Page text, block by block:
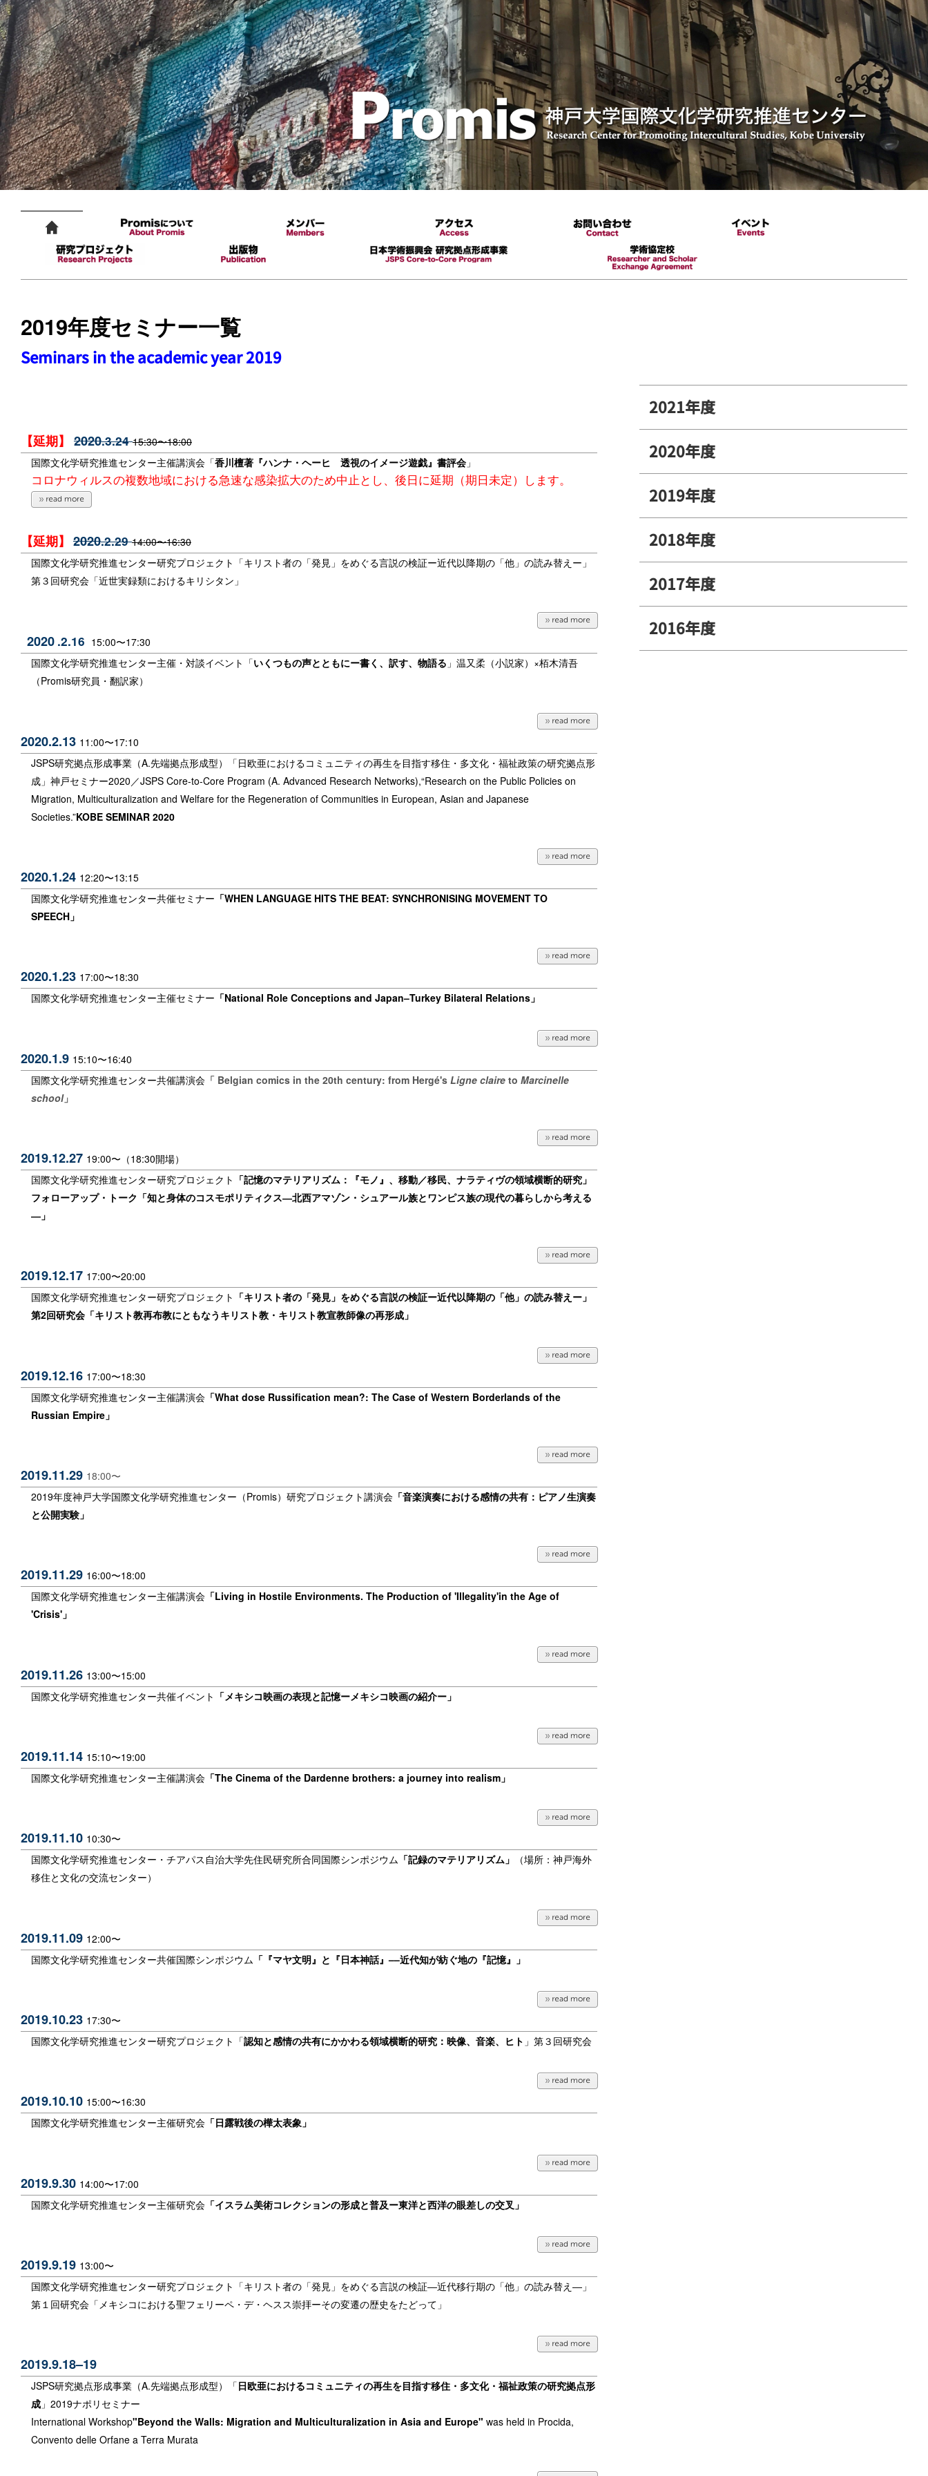
2019年度セミナー一覧
Seminars in the academic year 2019
【延期】 2020.3.24 15:30〜18:00
国際文化学研究推進センター主催講演会 「香川檀著『ハンナ・ヘーヒ 透視のイメージ遊戯』書評会 」
コロナウィルスの複数地域における急速な感染拡大のため中止とし、後日に延期（期日未定）します。
【延期】 2020.2.2914:00〜16:30
国際文化学研究推進センター研究プロジェクト 「キリスト者の「発見」をめぐる言説の検証ー近代以降期の「他」の読み替えー 」
第３ 回研究会「近世実録類におけるキリシタン」
2020 .2.16 15:00〜17:30
国際文化学研究推進センター主催・対談イベント「いくつもの声とともにー書く、訳す、物語る 」温又柔（小説家）×栢木清吾
（Promis研究員・翻訳家）
2020.2.13 11:00〜17:10
JSPS研究拠点形成事業（A.先端拠点形成型）「日欧亜におけるコミュニティの再生を目指す移住・多文化・福祉政策の研究拠点形
成 」神戸セミナー2020／JSPS Core-to-Core Program (A. Advanced Research Networks),“Research on the Public Policies on
Migration, Multiculturalization and Welfare for the Regeneration of Communities in European, Asian and Japanese
Societies.”KOBE SEMINAR 2020
2020.1.24 12:20〜13:15
国際文化学研究推進センター共催セミナー 「WHEN LANGUAGE HITS THE BEAT: SYNCHRONISING MOVEMENT TO
SPEECH 」
2020.1.23 17:00〜18:30
国際文化学研究推進センター主催セミナー 「National Role Conceptions and Japan–Turkey Bilateral Relations」
2020.1.9 15:10〜16:40
国際文化学研究推進センター共催講演会 「 Belgian comics in the 20th century: from Hergé's Ligne claire to Marcinelle
school」
2019.12.27 19:00〜（18:30開場）
国際文化学研究推進センター研究プロジェクト 「記憶のマテリアリズム：『モノ』、移動／移民、ナラティヴの領域横断的研究」
フォローアップ・トーク「知と身体のコスモポリティクス―北西アマゾン・シュアール族とワンピス族の現代の暮らしから考える
―」
2019.12.17 17:00〜20:00
国際文化学研究推進センター研究プロジェクト 「キリスト者の「発見」をめぐる言説の検証ー近代以降期の「他」の読み替えー 」
第2回研究会「キリスト教再布教にともなうキリスト教・キリスト教宣教師像の再形成」
2019.12.16 17:00〜18:30
国際文化学研究推進センター主催講演会 「What dose Russification mean?: The Case of Western Borderlands of the
Russian Empire 」
2019.11.29 18:00〜
2019年度神戸大学国際文化学研究推進センター（Promis）研究プロジェクト講演会 「音楽演奏における感情の共有：ピアノ生演奏
と公開実験 」
2019.11.29 16:00〜18:00
国際文化学研究推進センター主催講演会 「Living in Hostile Environments. The Production of 'Illegality'in the Age of
'Crisis' 」
2019.11.26 13:00〜15:00
国際文化学研究推進センター共催イベント 「メキシコ映画の表現と記憶ーメキシコ映画の紹介ー 」
2019.11.14 15:10〜19:00
国際文化学研究推進センター主催講演会 「The Cinema of the Dardenne brothers: a journey into realism 」
2019.11.10 10:30〜
国際文化学研究推進センター ・チアパス自治大学先住民研究所合同国際シンポジウム 「記録のマテリアリズム 」
（場所：神戸海外
移住と文化の交流センター）
2019.11.09 12:00〜
国際文化学研究推進センター共催国際シンポジウム 「『マヤ文明』と『日本神話』––近代知が紡ぐ地の『記憶』」
2019.10.23 17:30〜
国際文化学研究推進センター研究プロジェクト「認知と感情の共有にかかわる領域横断的研究：映像、音楽、ヒト 」第３回研究会
2019.10.10 15:00〜16:30
国際文化学研究推進センター主催研究会 「日露戦後の樺太表象」
2019.9.30 14:00〜17:00
国際文化学研究推進センター主催研究会 「イスラム美術コレクションの形成と普及ー東洋と西洋の眼差しの交叉」
2019.9.19 13:00〜
国際文化学研究推進センター研究プロジェクト 「キリスト者の「発見」をめぐる言説の検証―近代移行期の「他」の読み替え―」
第１回研究会「メキシコにおける聖フェリーペ・デ・ヘスス崇拝ーその変遷の歴史をたどって」
2019.9.18–19
JSPS研究拠点形成事業（A.先端拠点形成型）「日欧亜におけるコミュニティの再生を目指す移住・多文化・福祉政策の研究拠点形
成 」2019ナポリセミナー
International Workshop"Beyond the Walls: Migration and Multiculturalization in Asia and Europe" was held in Procida,
Convento delle Orfane a Terra Murata
2021年度
2020年度
2019年度
2018年度
2017年度
2016年度